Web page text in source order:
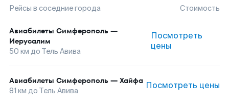
Рейсы в соседние города Стоимость
Авиабилеты Симферополь —
Иерусалим
50 км до Тель Авива
Посмотреть
цены
Авиабилеты Симферополь — Хайфа
81 км до Тель Авива Посмотреть цены